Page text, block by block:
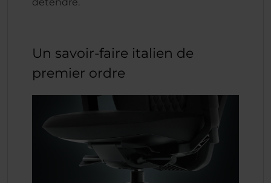
détendre.
Un savoir-faire italien de
premier ordre